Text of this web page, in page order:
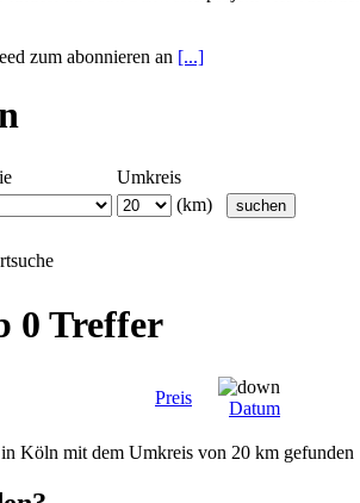
zum abonnieren an [...]
Umkreis
(km)
0 Treffer
Preis
Datum
Köln mit dem Umkreis von 20 km gefunden